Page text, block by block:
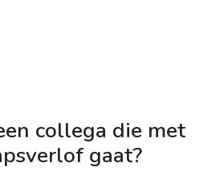
collega die met
gaat?